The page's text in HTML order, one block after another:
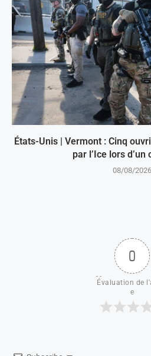
États-Unis | Vermont : Cinq
par l’Ice lors
08/08/2026
0
Évaluation de
e